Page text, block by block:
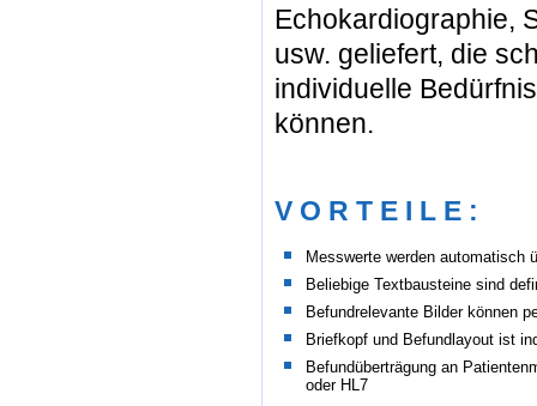
Echokardiographie,
usw. geliefert, die
individuelle
können.
V O R T E I L E :
Messwerte werden automatisch
Beliebige Textbausteine sind
Befundrelevante Bilder können
Briefkopf und Befundlayout ist
Befundüberträgung an
oder HL7